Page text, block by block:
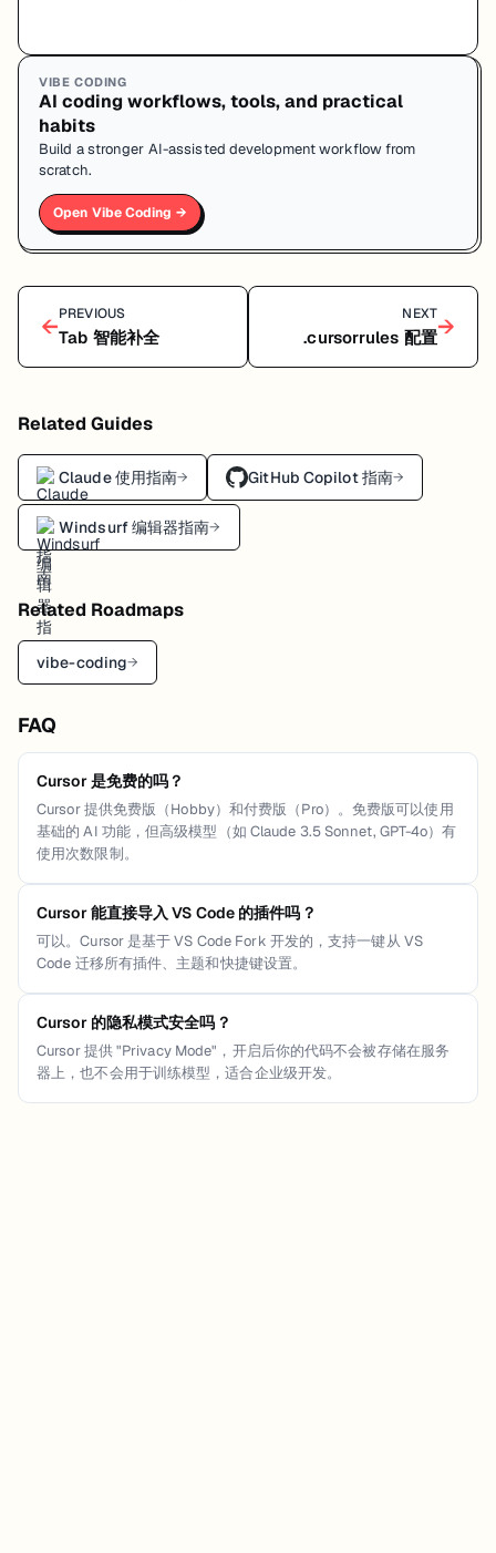
VIBE CODING
AI coding workflows, tools, and practical
habits
Build a stronger AI-assisted development workflow from
scratch.
Open Vibe Coding →
←PREVIOUS
Tab 智能补全
NEXT
.cursorrules 配置→
Related Guides
Claude 使用指南→ GitHub Copilot 指南→
Windsurf 编辑器指南→
Related Roadmaps
vibe-coding→
FAQ
Cursor 是免费的吗？
Cursor 提供免费版（Hobby）和付费版（Pro）。免费版可以使用
基础的 AI 功能，但高级模型（如 Claude 3.5 Sonnet, GPT-4o）有
使用次数限制。
Cursor 能直接导入 VS Code 的插件吗？
可以。Cursor 是基于 VS Code Fork 开发的，支持一键从 VS
Code 迁移所有插件、主题和快捷键设置。
Cursor 的隐私模式安全吗？
Cursor 提供 "Privacy Mode"，开启后你的代码不会被存储在服务
器上，也不会用于训练模型，适合企业级开发。